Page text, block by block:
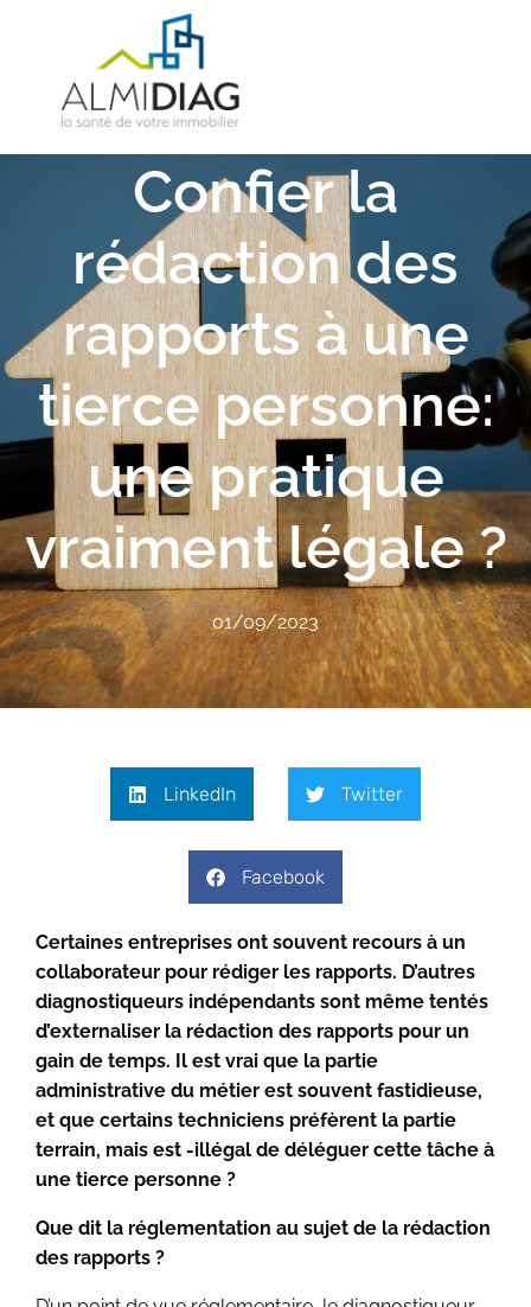
Confier la
rédaction des
rapports à une
tierce personne:
une pratique
vraiment légale ?
01/09/2023
LinkedIn Twitter
Facebook
Certaines entreprises ont souvent recours à un
collaborateur pour rédiger les rapports. D’autres
diagnostiqueurs indépendants sont même tentés
d’externaliser la rédaction des rapports pour un
gain de temps. Il est vrai que la partie
administrative du métier est souvent fastidieuse,
et que certains techniciens préfèrent la partie
terrain, mais est -illégal de déléguer cette tâche à
une tierce personne ?
Que dit la réglementation au sujet de la rédaction
des rapports ?